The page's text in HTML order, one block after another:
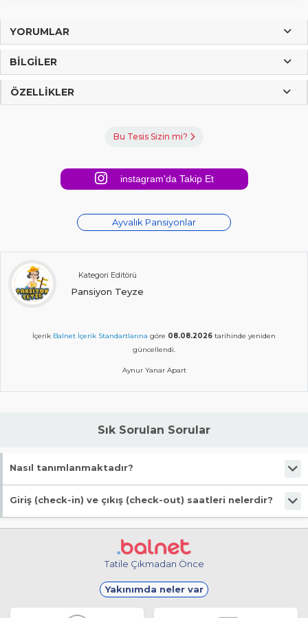
YORUMLAR
BILGILER
ÖZELLIKLER
Bu Tesis Sizin mi?
instagram'da Takip Et
Ayvalık Pansiyonlar
Kategori Editörü
Pansiyon Teyze
İçerik Balnet İçerik Standartlarına göre 08.08.2026 tarihinde yeniden
güncellendi.
Aynur Yanar Apart
Sık Sorulan Sorular
Nasıl tanımlanmaktadır?
Tesis Kiralık Yazlık statüsündedir. Öne çıkan özellikleri "Denize Yakın,
Giriş (check-in) ve çıkış (check-out) saatleri nelerdir?
Giriş en erken 13:00, çıkış en geç 10:30 saatindedir.
Tatile Çıkmadan Önce
Yakınımda neler var